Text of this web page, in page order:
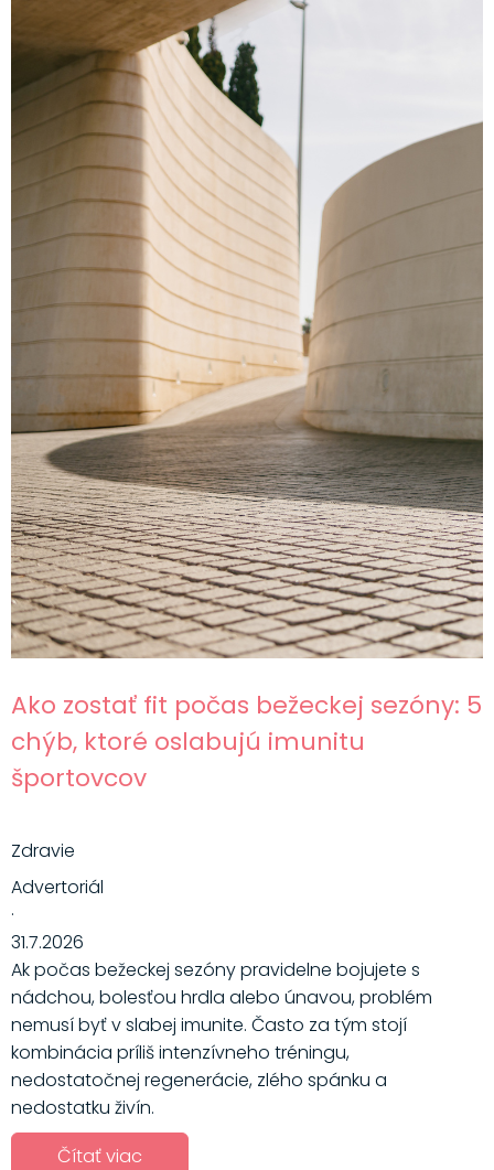
Hlavné jedlá
Šaláty
Dezerty
Nápoje
Ostatné
Motivácia
Zdravie
Ako zostať fit počas bežeckej sezóny: 5
chýb, ktoré oslabujú imunitu
športovcov
Ak počas bežeckej sezóny pravidelne bojujete s
nádchou, bolesťou hrdla alebo únavou, problém
nemusí byť v slabej imunite. Často za tým stojí
kombinácia príliš intenzívneho tréningu,
nedostatočnej regenerácie, zlého spánku a
nedostatku živín.
Zdravie
Advertoriál
·
31.7.2026
Čítať viac